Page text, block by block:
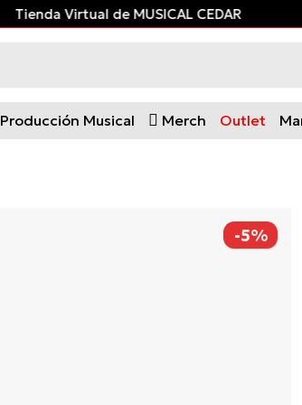
¡Financia
Producción Musical Merch Outlet
-5%